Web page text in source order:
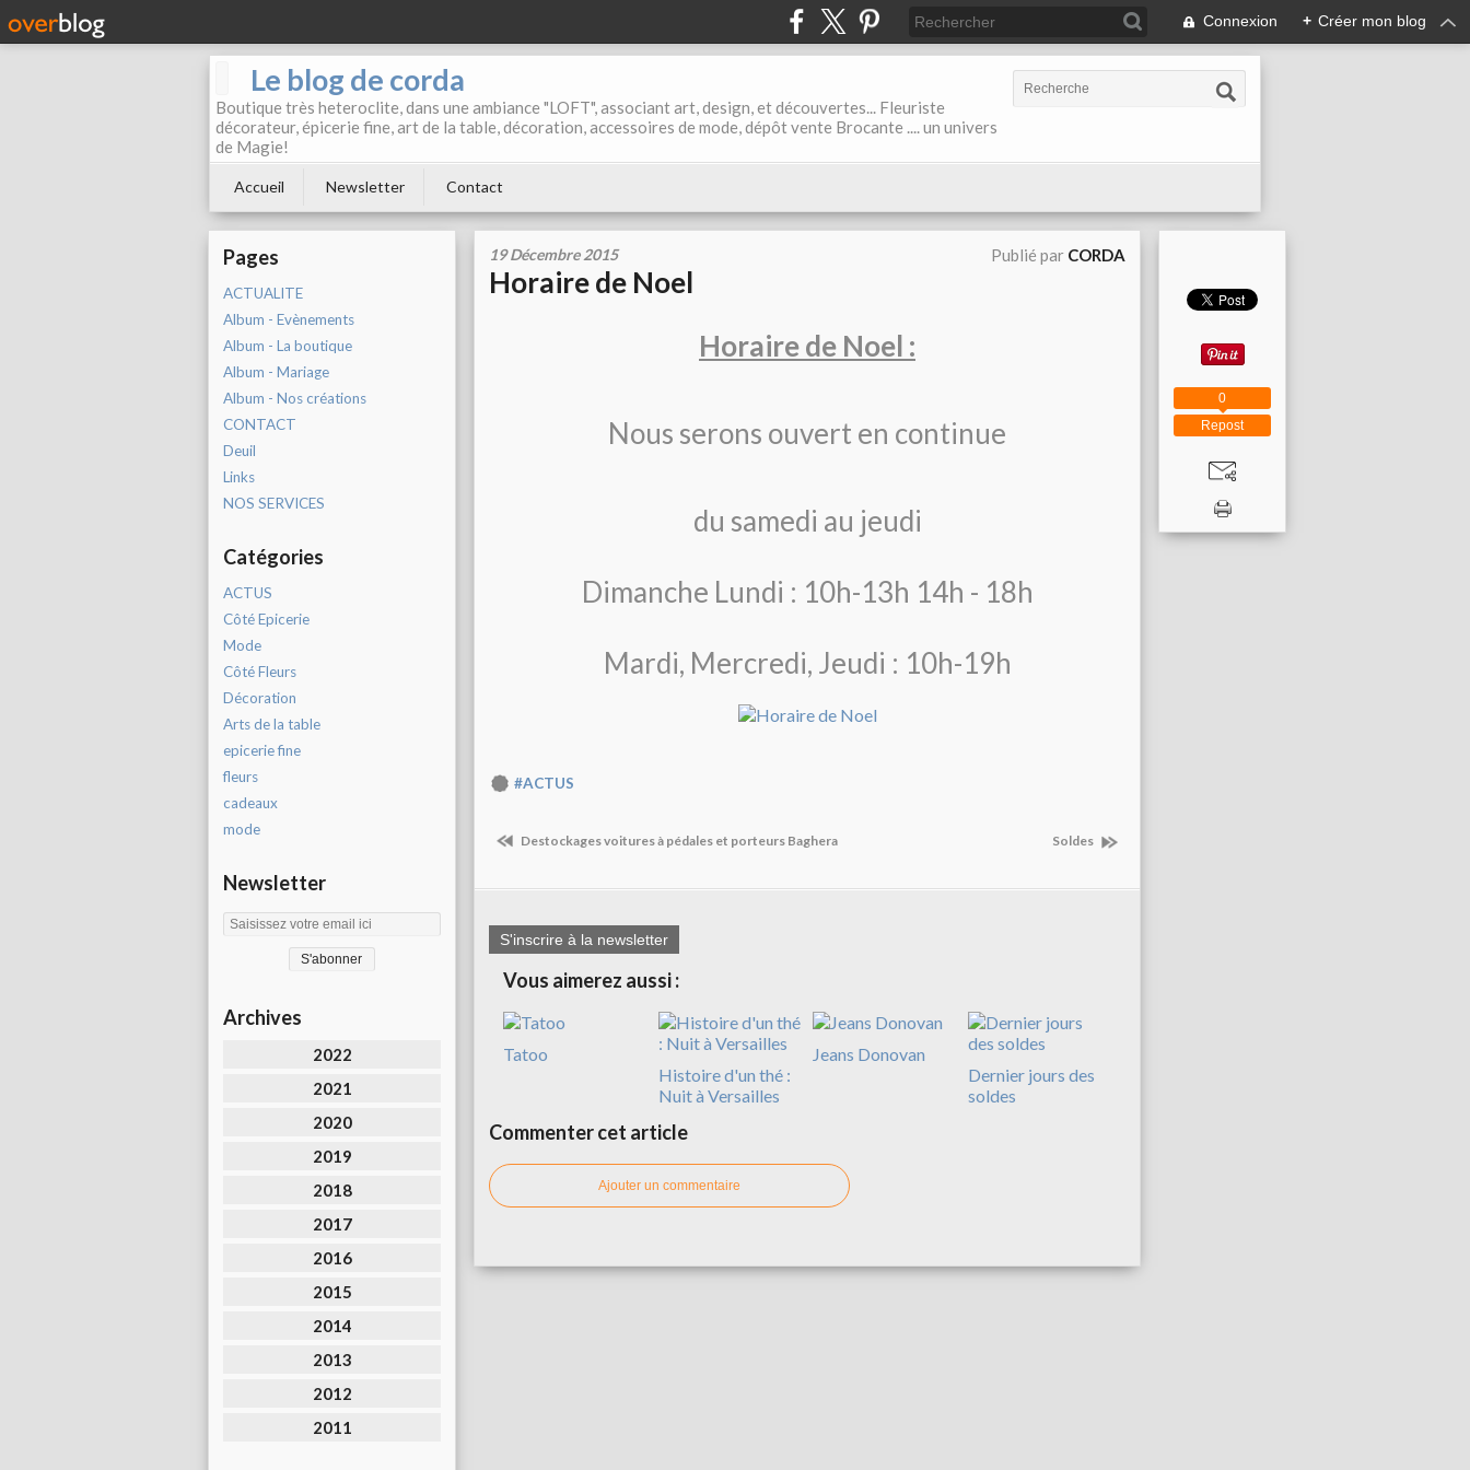
Connexion + Créer mon blog
Le blog de corda
Boutique très heteroclite, dans une ambiance "LOFT", associant art, design, et découvertes... Fleuriste
décorateur, épicerie fine, art de la table, décoration, accessoires de mode, dépôt vente Brocante .... un univers
de Magie!
Accueil Newsletter Contact
Pages
ACTUALITE
Album - Evènements
Album - La boutique
Album - Mariage
Album - Nos créations
CONTACT
Deuil
Links
NOS SERVICES
Catégories
ACTUS
Côté Epicerie
Mode
Côté Fleurs
Décoration
Arts de la table
epicerie fine
fleurs
cadeaux
mode
Newsletter
Archives
2022
2021
2020
2019
2018
2017
2016
2015
2014
2013
2012
2011
19 Décembre 2015 Publié par CORDA
Horaire de Noel
Horaire de Noel :
Nous serons ouvert en continue
du samedi au jeudi
Dimanche Lundi : 10h-13h 14h - 18h
Mardi, Mercredi, Jeudi : 10h-19h
#ACTUS
Destockages voitures à pédales et porteurs Baghera Soldes
S'inscrire à la newsletter
Vous aimerez aussi :
Tatoo
Histoire d'un thé :
Nuit à Versailles
Jeans Donovan
Dernier jours des
soldes
Commenter cet article
Ajouter un commentaire
Repost
0